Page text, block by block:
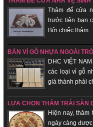
Thảm để cửa
trước tiên bạn
Bởi chiếc thảm...
BÁN VỈ GỖ NHỰA NGOÀI
DHC VIỆT
các loại vỉ gỗ
giá thành phải
LỰA CHỌN THẢM TRẢI SÀN
Hiện nay, thảm
ngày càng được